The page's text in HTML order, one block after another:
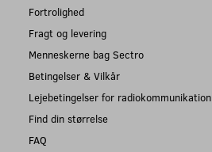
Fortrolighed
Fragt og levering
Menneskerne bag Sectro
Betingelser & Vilkår
Lejebetingelser for radiokommunikation
Find din størrelse
FAQ